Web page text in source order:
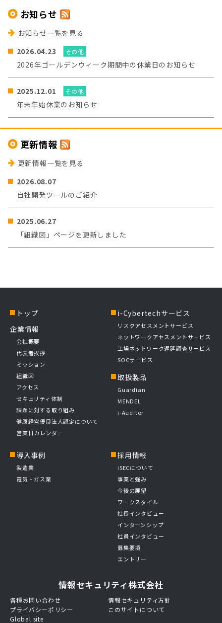
お知らせ
お知らせ一覧を見る
2026.04.23
その他
2026年ゴールデンウィーク期間中の休業日のお知らせ
2025.12.01 その他
年末年始休業のお知らせ
更新情報
更新情報一覧を見る
2026.08.07
自社開発ツールのご紹介
2025.06.27
「組織図」ページを更新しました
トップ
企業情報
会社概要
代表者挨拶
ミッション
組織図
アクセス
セキュリティ体制
課題に対する取り組み
健康経営優良法人認定について
営業日カレンダー
i-Cybertechサービス
リスクアセスメントサービス
ネットワークアセスメントサービス
工場ネットワーク遅延調査サービス
SOCサービス
取扱製品
Guardian
MENDEL
i-Auditor
導入事例
製造業
電気・ガス業
採用情報
iSECについて
事業と強み
今後の展望
ワークスタイル
社長インタビュー
インターンシップ
社員インタビュー
募集要項
エントリー
情報セキュリティ株式会社
各種お問い合わせ
情報セキュリティ方針
プライバシーポリシー
このサイトについて
Global site